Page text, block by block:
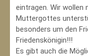
eintragen. Wir wollen
Muttergottes
besonders um den
Friedenskönigin!!!
Es gibt auch die